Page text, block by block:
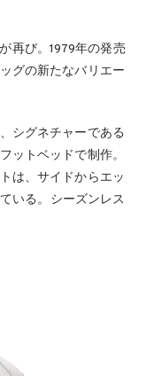
再び。1979年の発売
グの新たなバリエー
シグネチャーである
ットベッドで制作。
は、サイドからエッ
いる。シーズンレス